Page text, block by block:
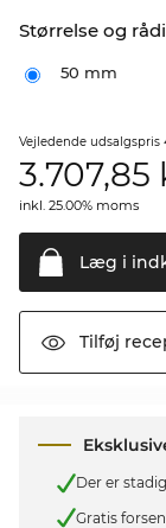
Størrelse og
50 mm
Vejledende udsalgspris
3.707,85
inkl. 25.00% moms
Læg i
Tilføj
Der er stadig
Gratis